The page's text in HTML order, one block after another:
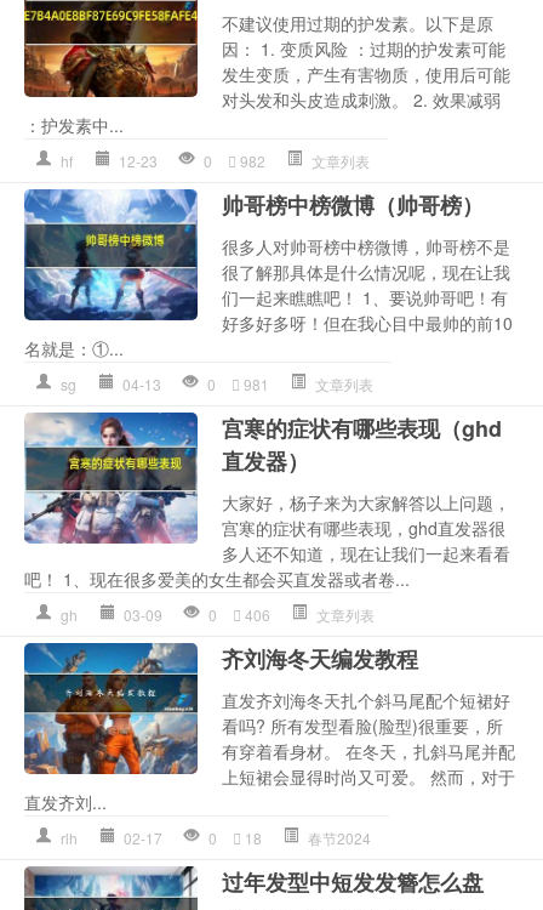
不建议使用过期的护发素。以下是原
因： 1. 变质风险 ：过期的护发素可能
发生变质，产生有害物质，使用后可能
对头发和头皮造成刺激。 2. 效果减弱
：护发素中...
hf 12-23 0 982 文章列表
帅哥榜中榜微博（帅哥榜）
很多人对帅哥榜中榜微博，帅哥榜不是
很了解那具体是什么情况呢，现在让我
们一起来瞧瞧吧！ 1、要说帅哥吧！有
好多好多呀！但在我心目中最帅的前10
名就是：①...
sg 04-13 0 981 文章列表
宫寒的症状有哪些表现（ghd
直发器）
大家好，杨子来为大家解答以上问题，
宫寒的症状有哪些表现，ghd直发器很
多人还不知道，现在让我们一起来看看
吧！ 1、现在很多爱美的女生都会买直发器或者卷...
gh 03-09 0 406 文章列表
齐刘海冬天编发教程
直发齐刘海冬天扎个斜马尾配个短裙好
看吗? 所有发型看脸(脸型)很重要，所
有穿着看身材。 在冬天，扎斜马尾并配
上短裙会显得时尚又可爱。 然而，对于
直发齐刘...
rlh 02-17 0 18 春节2024
过年发型中短发发簪怎么盘